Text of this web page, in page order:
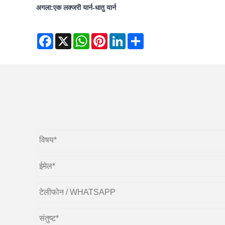
अगला:एक लक्जरी यार्न-धातु यार्न
Facebook
X WhatsAppPinterestLinkedIn